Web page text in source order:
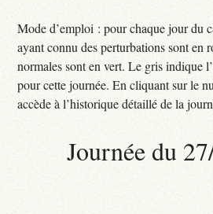
Mode d’emploi : pour chaque jour du
ayant connu des perturbations sont en
normales sont en vert. Le gris indique
pour cette journée. En cliquant sur le
accède à l’historique détaillé de la
Journée du